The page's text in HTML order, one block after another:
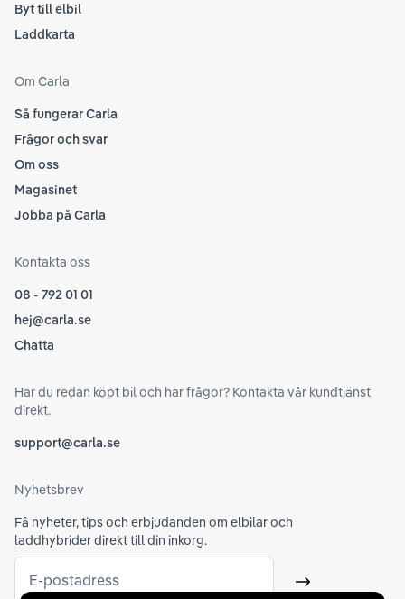
Byt till elbil
Laddkarta
Om Carla
Så fungerar Carla
Frågor och svar
Om oss
Magasinet
Jobba på Carla
Kontakta oss
08 - 792 01 01
hej@carla.se
Chatta
Har du redan köpt bil och har frågor? Kontakta vår kundtjänst
direkt.
support@carla.se
Nyhetsbrev
Få nyheter, tips och erbjudanden om elbilar och
laddhybrider direkt till din inkorg.
E-postadress Skicka